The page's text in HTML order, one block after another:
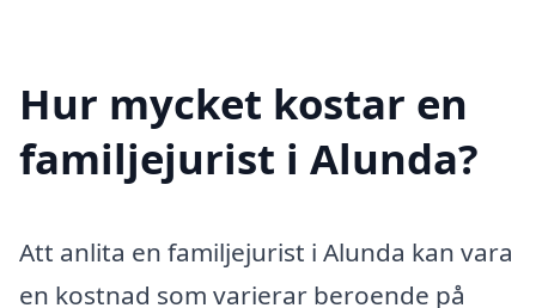
Hur mycket kostar en
familjejurist i Alunda?
Att anlita en familjejurist i Alunda kan vara
en kostnad som varierar beroende på